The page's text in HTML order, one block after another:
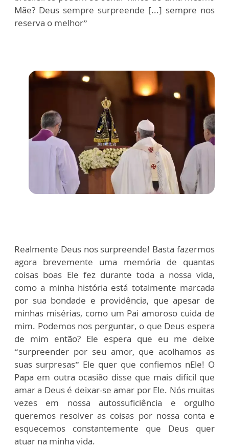
Mãe? Deus sempre surpreende [...] sempre nos
reserva o melhor”
Realmente Deus nos surpreende! Basta fazermos
agora brevemente uma memória de quantas
coisas boas Ele fez durante toda a nossa vida,
como a minha história está totalmente marcada
por sua bondade e providência, que apesar de
minhas misérias, como um Pai amoroso cuida de
mim. Podemos nos perguntar, o que Deus espera
de mim então? Ele espera que eu me deixe
“surpreender por seu amor, que acolhamos as
suas surpresas” Ele quer que confiemos nEle! O
Papa em outra ocasião disse que mais difícil que
amar a Deus é deixar-se amar por Ele. Nós muitas
vezes em nossa autossuficiência e orgulho
queremos resolver as coisas por nossa conta e
esquecemos constantemente que Deus quer
atuar na minha vida.